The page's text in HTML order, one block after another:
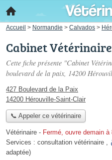
Accueil > Normandie > Calvados >
Cabinet
Cette fiche présente "Cabinet
boulevard de la paix, 14200
427 Boulevard de la Paix
14200 Hérouville-Saint-Clair
📞 Appeler ce vétérinaire
Vétérinaire - Fermé, ouvre demain à
Services : consultation vétérinaire ,
adaptée)